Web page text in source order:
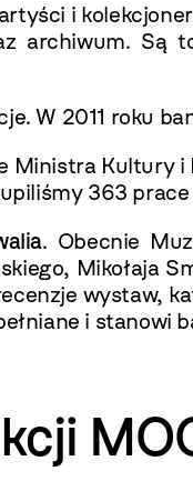
i
archiwum.
W 2011 roku
Ministra
363
. Obecnie
Mikołaja
wystaw,
i stanowi